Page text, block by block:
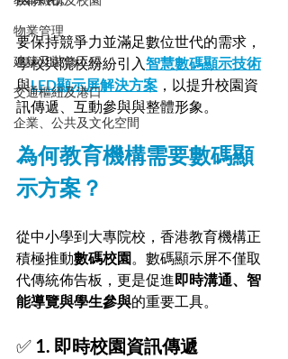
物業管理
建築及裝修工程
交通樞紐及港口
企業、公共及文化空間
要保持競爭力並滿足數位世代的需求，
學校與院校紛紛引入智慧數碼顯示技術
與LED顯示屏解決方案 ，以提升校園資
訊傳遞、互動參與與整體形象。
為何教育機構需要數碼顯
示方案？
從中小學到大專院校，香港教育機構正
積極推動數碼校園。數碼顯示屏不僅取
代傳統佈告板，更是促進即時溝通、智
能導覽與學生參與的重要工具。
✅ 1. 即時校園資訊傳遞